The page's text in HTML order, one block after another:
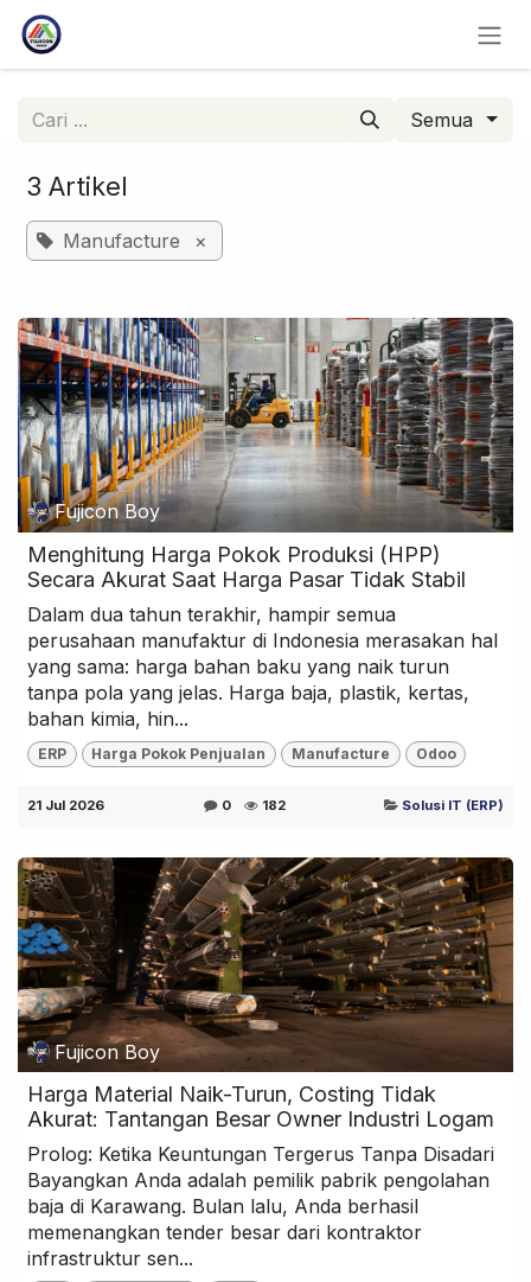
Skip ke Konten
Semua
3 Artikel
Manufacture ×
Fujicon Boy
Menghitung Harga Pokok Produksi (HPP)
Secara Akurat Saat Harga Pasar Tidak Stabil
Dalam dua tahun terakhir, hampir semua
perusahaan manufaktur di Indonesia merasakan hal
yang sama: harga bahan baku yang naik turun
tanpa pola yang jelas. Harga baja, plastik, kertas,
bahan kimia, hin...
ERP Harga Pokok Penjualan Manufacture Odoo
21 Jul 2026 0 182 Solusi IT (ERP)
Fujicon Boy
Harga Material Naik-Turun, Costing Tidak
Akurat: Tantangan Besar Owner Industri Logam
Prolog: Ketika Keuntungan Tergerus Tanpa Disadari
Bayangkan Anda adalah pemilik pabrik pengolahan
baja di Karawang. Bulan lalu, Anda berhasil
memenangkan tender besar dari kontraktor
infrastruktur sen...